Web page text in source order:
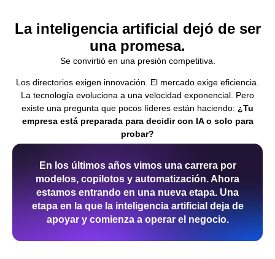
La inteligencia artificial dejó de ser
una promesa.
Se convirtió en una presión competitiva.
Los directorios exigen innovación. El mercado exige eficiencia.
La tecnología evoluciona a una velocidad exponencial. Pero
existe una pregunta que pocos líderes están haciendo: ¿Tu
empresa está preparada para decidir con IA o solo para
probar?
En los últimos años vimos una carrera por
modelos, copilotos y automatización. Ahora
estamos entrando en una nueva etapa. Una
etapa en la que la inteligencia artificial deja de
apoyar y comienza a operar el negocio.